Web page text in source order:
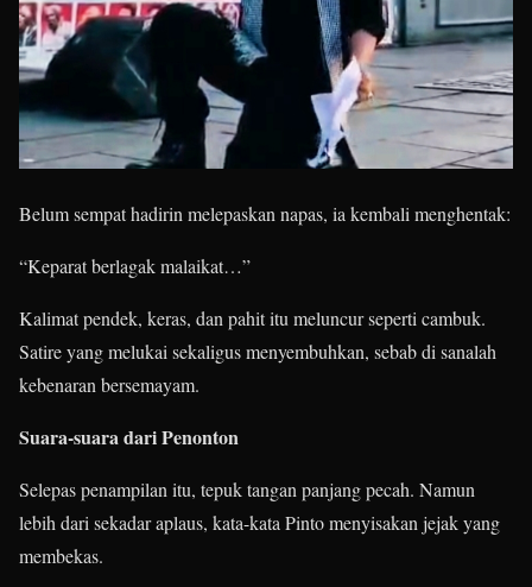
Belum sempat hadirin melepaskan napas, ia kembali menghentak:
“Keparat berlagak malaikat…”
Kalimat pendek, keras, dan pahit itu meluncur seperti cambuk.
Satire yang melukai sekaligus menyembuhkan, sebab di sanalah
kebenaran bersemayam.
Suara-suara dari Penonton
Selepas penampilan itu, tepuk tangan panjang pecah. Namun
lebih dari sekadar aplaus, kata-kata Pinto menyisakan jejak yang
membekas.